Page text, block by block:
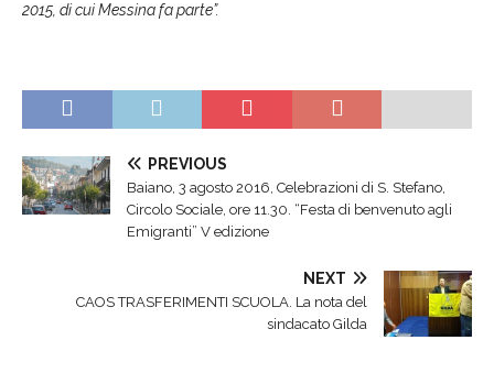
2015, di cui Messina fa parte”.
PREVIOUS
Baiano, 3 agosto 2016, Celebrazioni di S. Stefano,
Circolo Sociale, ore 11.30. “Festa di benvenuto agli
Emigranti” V edizione
NEXT
CAOS TRASFERIMENTI SCUOLA. La nota del
sindacato Gilda